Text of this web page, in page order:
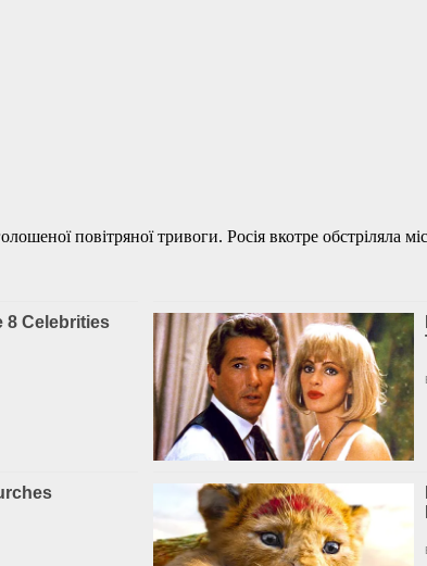
повітряної тривоги. Росія вкотре